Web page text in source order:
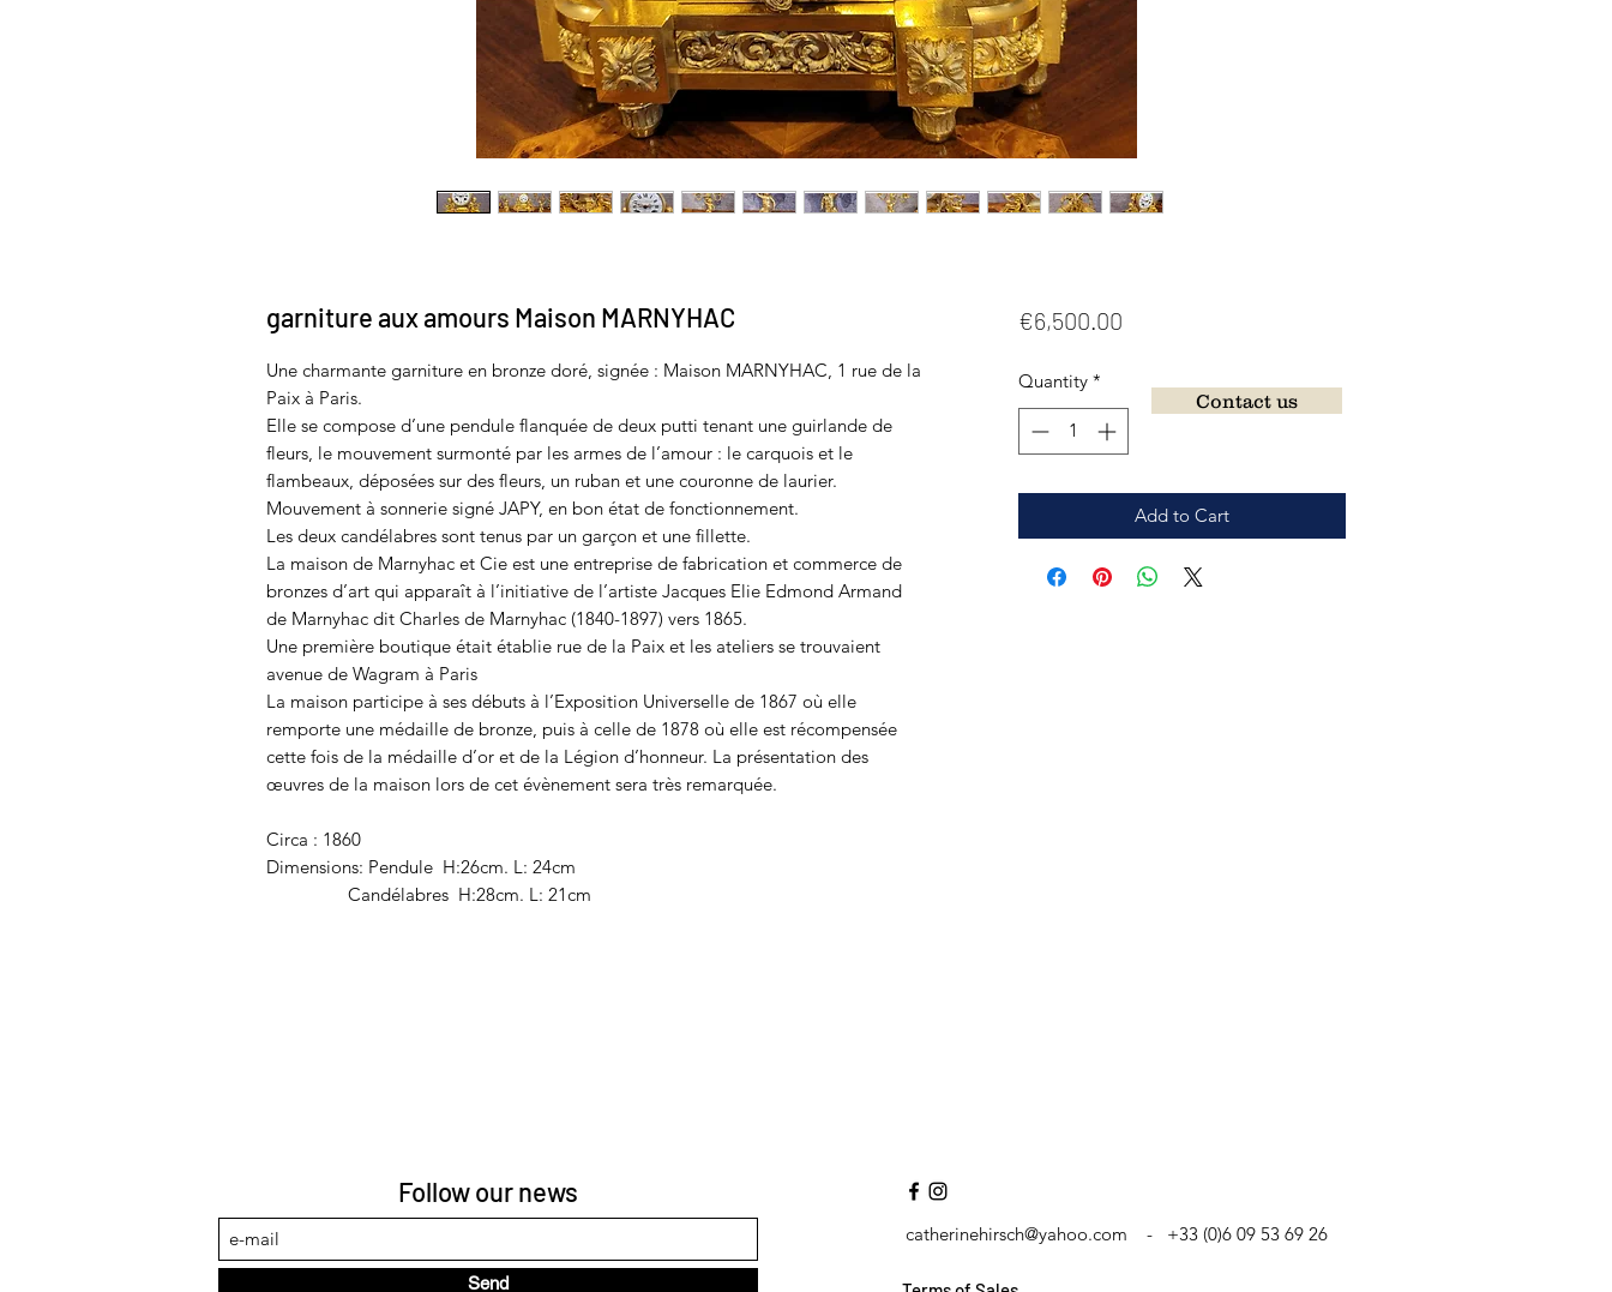
garniture aux amours Maison MARNYHAC
Une charmante garniture en bronze doré, signée : Maison MARNYHAC, 1 rue de la
Paix à Paris.
Elle se compose d’une pendule flanquée de deux putti tenant une guirlande de
fleurs, le mouvement surmonté par les armes de l’amour : le carquois et le
flambeaux, déposées sur des fleurs, un ruban et une couronne de laurier.
Mouvement à sonnerie signé JAPY, en bon état de fonctionnement.
Les deux candélabres sont tenus par un garçon et une fillette.
La maison de Marnyhac et Cie est une entreprise de fabrication et commerce de
bronzes d’art qui apparaît à l’initiative de l’artiste Jacques Elie Edmond Armand
de Marnyhac dit Charles de Marnyhac (1840-1897) vers 1865.
Une première boutique était établie rue de la Paix et les ateliers se trouvaient
avenue de Wagram à Paris
La maison participe à ses débuts à l’Exposition Universelle de 1867 où elle
remporte une médaille de bronze, puis à celle de 1878 où elle est récompensée
cette fois de la médaille d’or et de la Légion d’honneur. La présentation des
œuvres de la maison lors de cet évènement sera très remarquée.
Circa : 1860
Dimensions: Pendule H:26cm. L: 24cm
Candélabres H:28cm. L: 21cm
€6,500.00Price
Quantity *
Add to Cart
Contact us
Follow our news
Send
catherinehirsch@yahoo.com - +33 (0)6 09 53 69 26